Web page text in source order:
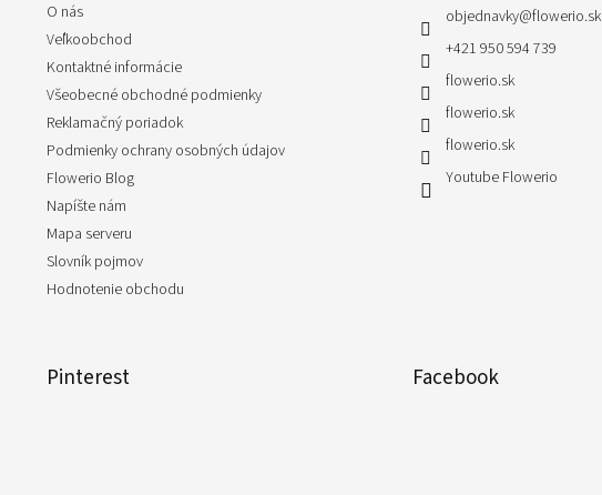
O nás
Veľkoobchod
Kontaktné informácie
Všeobecné obchodné podmienky
Reklamačný poriadok
Podmienky ochrany osobných údajov
Flowerio Blog
Napíšte nám
Mapa serveru
Slovník pojmov
Hodnotenie obchodu
objednavky@flowerio.sk
+421 950 594 739
flowerio.sk
flowerio.sk
flowerio.sk
Youtube Flowerio
Pinterest Facebook